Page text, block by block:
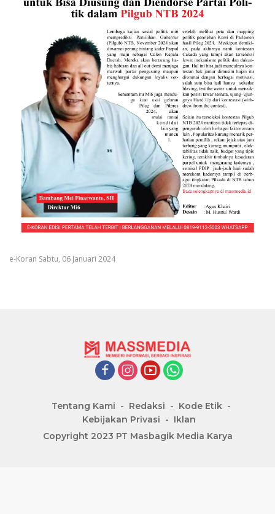
e-Koran Sabtu, 06 Januari 2024
Tentang Kami Redaksi
Kode Etik
Kebijakan Privasi
Iklan
Copyright 2023 PT Masbagik Media Karya